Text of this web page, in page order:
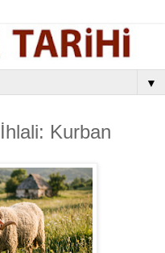
▼
Kurban